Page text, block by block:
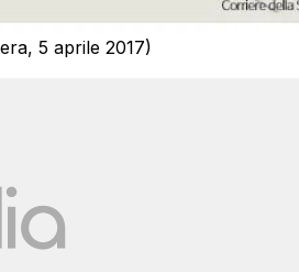
5 aprile 2017)